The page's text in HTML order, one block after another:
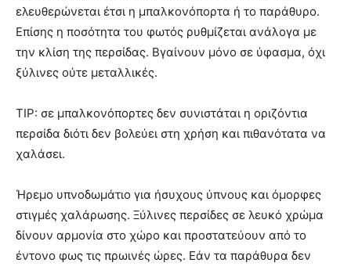
ελευθερώνεται έτσι η μπαλκονόπορτα ή το παράθυρο.
Επίσης η ποσότητα του φωτός ρυθμίζεται ανάλογα με
την κλίση της περσίδας. Βγαίνουν μόνο σε ύφασμα, όχι
ξύλινες ούτε μεταλλικές.
TIP: σε μπαλκονόπορτες δεν συνιστάται η οριζόντια
περσίδα διότι δεν βολεύει στη χρήση και πιθανότατα να
χαλάσει.
Ήρεμο υπνοδωμάτιο για ήσυχους ύπνους και όμορφες
στιγμές χαλάρωσης. Ξύλινες περσίδες σε λευκό χρώμα
δίνουν αρμονία στο χώρο και προστατεύουν από το
έντονο φως τις πρωινές ώρες. Εάν τα παράθυρα δεν